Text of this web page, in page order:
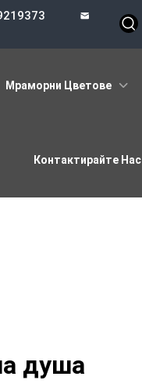
Мраморни Цветове
Контактирайте Нас
душа